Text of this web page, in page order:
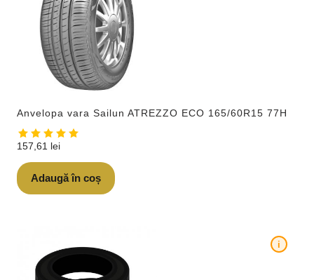
Anvelopa vara Sailun ATREZZO ECO 165/60R15 77H
157,61 lei
Adaugă în coș
i